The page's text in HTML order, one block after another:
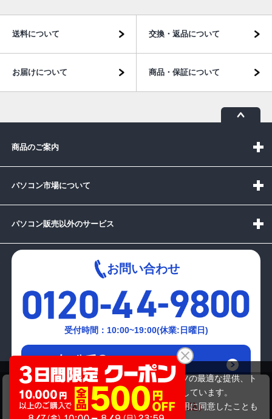
NEC PC-VK25MXZND
商品価格 32,780円 27,280円
送料について 交換・返品について
お届けについて 商品・保証について
商品のご案内
パソコン市場について
パソコン販売以外のサービス
お問い合わせ
受付時間：10:00~19:00(休業:日曜日)
メールでの
お問い合わせはこちら
当サイトでは利用体験の向上およびコンテンツの最適な提供、ト
ラフィックの分析を目的としてCookieを使用しています。
サイトの閲覧を継続された場合、Cookieの利用に同意したことも